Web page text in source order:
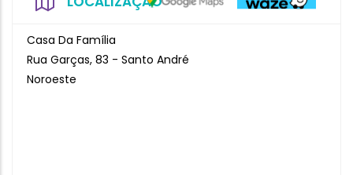
Casa Da Família
Rua Garças, 83 - Santo André
Noroeste